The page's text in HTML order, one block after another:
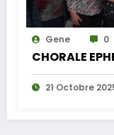
Gene 0
CHORALE
21 Octobre